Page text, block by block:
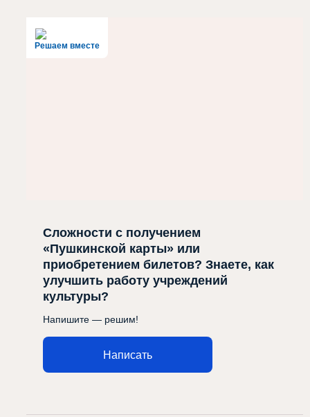
Решаем вместе
Сложности с получением
«Пушкинской карты» или
приобретением билетов? Знаете, как
улучшить работу учреждений
культуры?
Напишите — решим!
Написать